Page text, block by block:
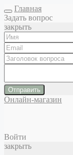
Главная
Задать вопрос
закрыть
Отправить
Онлайн-магазин
Войти
закрыть